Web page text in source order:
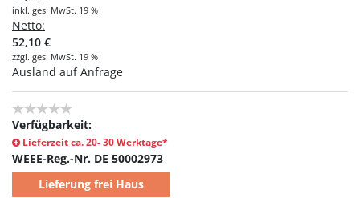
inkl. ges. MwSt. 19 %
Netto:
52,10 €
zzgl. ges. MwSt. 19 %
Ausland auf Anfrage
Verfügbarkeit:
Lieferzeit ca. 20- 30 Werktage*
WEEE-Reg.-Nr. DE 50002973
Lieferung frei Haus